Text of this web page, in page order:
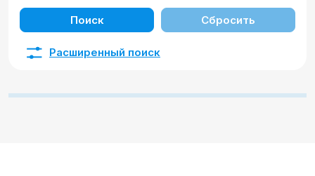
Поиск Сбросить
Расширенный поиск